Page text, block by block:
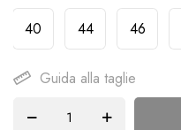
40
44 46
Guida alla taglie